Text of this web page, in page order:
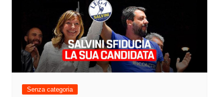
Senza categoria